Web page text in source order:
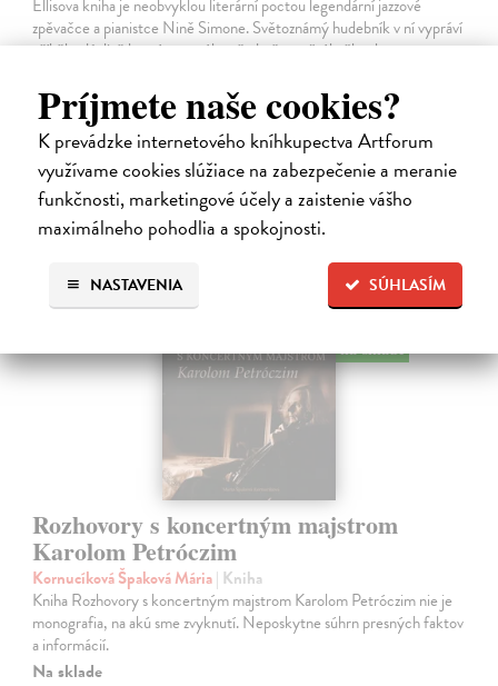
Príjmete naše cookies?
K prevádzke internetového kníhkupectva Artforum
využívame cookies slúžiace na zabezpečenie a meranie
funkčnosti, marketingové účely a zaistenie vášho
maximálneho pohodlia a spokojnosti.
SÚHLASÍM
NASTAVENIA
Ellisova kniha je neobvyklou literární poctou legendární jazzové
zpěvačce a pianistce Nině Simone. Světoznámý hudebník v ní vypráví
příběh zdánlivě bezvýznamného předmětu – žvýkačky, kterou
Na sklade
12,92 €
13,60 € ?
na sklade
Rozhovory s koncertným majstrom
Karolom Petróczim
Kornucíková Špaková Mária| Kniha
Kniha Rozhovory s koncertným majstrom Karolom Petróczim nie je
monografia, na akú sme zvyknutí. Neposkytne súhrn presných faktov
a informácií.
Na sklade